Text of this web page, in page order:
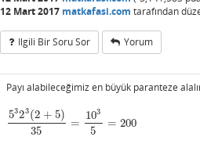
12 Mart 2017 matkafasi.com tarafından
Ilgili Bir Soru Sor Yorum
Payı alabileceğimiz en büyük paranteze
5323(2 + 5)
35
=
103
5
= 200
5323(2+5)35= 103 5=200